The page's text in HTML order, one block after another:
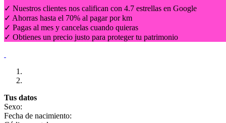
✓ Nuestros clientes nos califican con 4.7 estrellas en Google
✓ Ahorras hasta el 70% al pagar por km
✓ Pagas al mes y cancelas cuando quieras
✓ Obtienes un precio justo para proteger tu patrimonio
Tus datos
Sexo:
Fecha de nacimiento: